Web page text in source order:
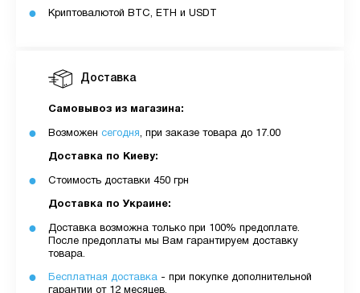
Доставка
Самовывоз из магазина:
Возможен сегодня, при заказе товара до 17.00
Доставка по Киеву:
Стоимость доставки 450 грн
Доставка по Украине:
Доставка возможна только при 100% предоплате.
После предоплаты мы Вам гарантируем доставку
товара.
Бесплатная доставка - при покупке дополнительной
гарантии от 12 месяцев.
Криптовалютой BTC, ETH и USDT